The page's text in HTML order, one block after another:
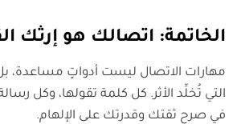
الخاتمة: اتصالك هو إرثك
مهارات الاتصال ليست أدواتٍ مساعدة،
التي تُخلِّد الأثر. كل كلمة تقولها، وكل
في صرح ثقتك وقدرتك على الإلهام.